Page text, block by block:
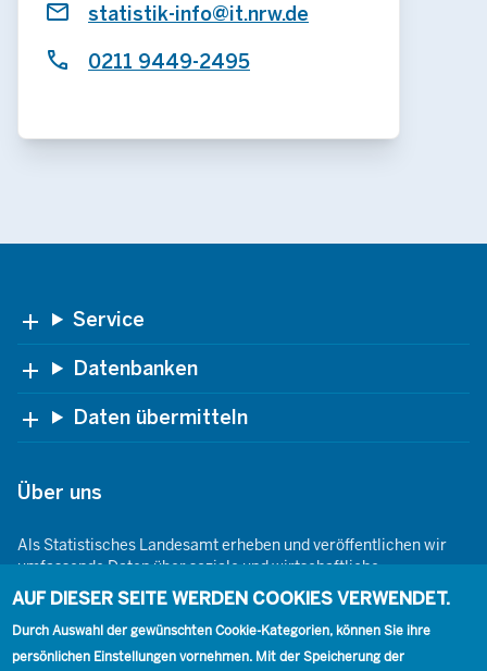
statistik-info@it.nrw.de
0211 9449-2495
Footer Service
Datenbanken
Daten übermitteln
Über uns
Als Statistisches Landesamt erheben und veröffentlichen wir
umfassende Daten über soziale und wirtschaftliche
Gegebenheiten. Dabei sind wir den Grundsätzen der Neutralität,
Objektivität, wissenschaftlichen Unabhängigkeit und der
statistischen Geheimhaltung verpflichtet.
AUF DIESER SEITE WERDEN COOKIES VERWENDET.
Durch Auswahl der gewünschten Cookie-Kategorien, können Sie ihre
persönlichen Einstellungen vornehmen. Mit der Speicherung der